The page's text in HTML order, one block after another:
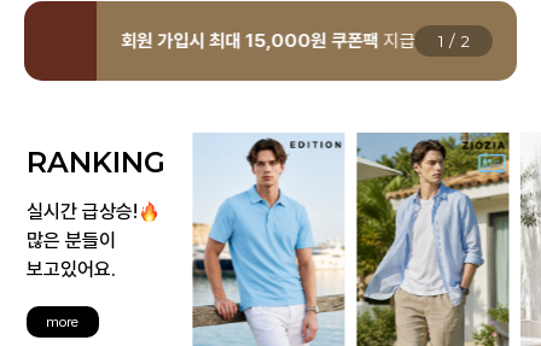
회원 가입시 최대 15,000원 쿠폰팩지급 1 / 2
RANKING
실시간 급상승!
많은 분들이
보고있어요.
more